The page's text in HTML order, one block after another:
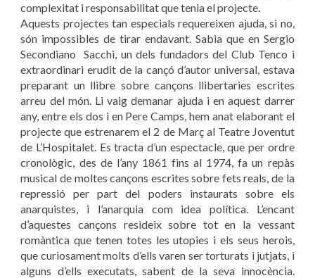
complexitat i responsabilitat que tenia el projecte.
Aquests projectes tan especials requereixen ajuda, si no,
són impossibles de tirar endavant. Sabia que en Sergio
Secondiano Sacchi, un dels fundadors del Club Tenco i
extraordinari erudit de la cançó d’autor universal, estava
preparant un llibre sobre cançons llibertaries escrites
arreu del món. Li vaig demanar ajuda i en aquest darrer
any, entre els dos i en Pere Camps, hem anat elaborant el
projecte que estrenarem el 2 de Març al Teatre Joventut
de L’Hospitalet. Es tracta d’un espectacle, que per ordre
cronològic, des de l’any 1861 fins al 1974, fa un repàs
musical de moltes cançons escrites sobre fets reals, de la
repressió per part del poders instaurats sobre els
anarquistes, i l’anarquia com idea política. L’encant
d’aquestes cançons resideix sobre tot en la vessant
romàntica que tenen totes les utopies i els seus herois,
que curiosament molts d’ells varen ser torturats i jutjats, i
alguns d’ells executats, sabent de la seva innocència.